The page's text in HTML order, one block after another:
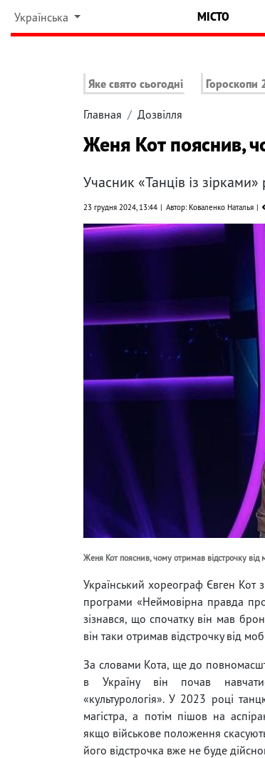
Українська МІСТО
Яке свято сьогодні Гороскопи
Главная Дозвілля
Женя Кот пояснив,
Учасник «Танців із
23 грудня 2024, 13:44 Автор: Коваленко Наталья
Женя Кот пояснив, чому отримав відстрочку від
Український хореограф Євген Кот
програми «Неймовірна правда про
зізнався, що спочатку він мав
він таки отримав відстрочку від
За словами Кота, ще до
в Україну він почав
«культурологія». У 2023 році
магістра, а потім пішов на
якщо військове положення
його відстрочка вже не буде